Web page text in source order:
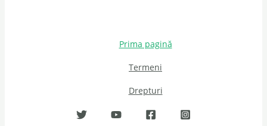
Prima pagină
Termeni
Drepturi